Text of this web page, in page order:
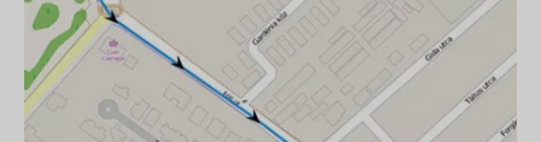
dësem Fall guer näischt méi ze maachen.
* Déi agebaute SIM-Kaart kann exklusiv an engem
GPS-Apparat an de folgende Länner benotzt ginn:
Albanien, Algerien, Anguilla, Antigua a Barbuda,